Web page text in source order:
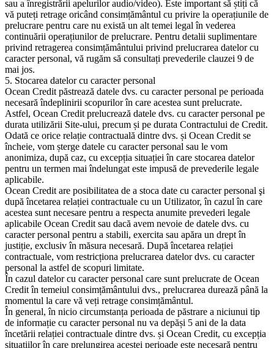
sau a înregistrării apelurilor audio/video). Este important să știți că
vă puteți retrage oricând consimțământul cu privire la operațiunile de
prelucrare pentru care nu există un alt temei legal în vederea
continuării operațiunilor de prelucrare. Pentru detalii suplimentare
privind retragerea consimțământului privind prelucrarea datelor cu
caracter personal, vă rugăm să consultați prevederile clauzei 9 de
mai jos.
5. Stocarea datelor cu caracter personal
Ocean Credit păstrează datele dvs. cu caracter personal pe perioada
necesară îndeplinirii scopurilor în care acestea sunt prelucrate.
Astfel, Ocean Credit prelucrează datele dvs. cu caracter personal pe
durata utilizării Site-ului, precum și pe durata Contractului de Credit.
Odată ce orice relație contractuală dintre dvs. și Ocean Credit se
încheie, vom șterge datele cu caracter personal sau le vom
anonimiza, după caz, cu excepția situației în care stocarea datelor
pentru un termen mai îndelungat este impusă de prevederile legale
aplicabile.
Ocean Credit are posibilitatea de a stoca date cu caracter personal şi
după încetarea relației contractuale cu un Utilizator, în cazul în care
acestea sunt necesare pentru a respecta anumite prevederi legale
aplicabile Ocean Credit sau dacă avem nevoie de datele dvs. cu
caracter personal pentru a stabili, exercita sau apăra un drept în
justiție, exclusiv în măsura necesară. După încetarea relației
contractuale, vom restricționa prelucrarea datelor dvs. cu caracter
personal la astfel de scopuri limitate.
În cazul datelor cu caracter personal care sunt prelucrate de Ocean
Credit în temeiul consimțământului dvs., prelucrarea durează până la
momentul la care vă veți retrage consimțământul.
În general, în nicio circumstanța perioada de păstrare a niciunui tip
de informație cu caracter personal nu va depăși 5 ani de la data
încetării relației contractuale dintre dvs. și Ocean Credit, cu excepția
situațiilor în care prelungirea acestei perioade este necesară pentru